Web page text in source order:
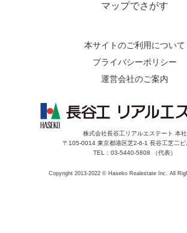
マップでさがす
本サイトのご利用について
プライバシーポリシー
運営会社のご案内
株式会社長谷工リアルエステート 本社
〒105-0014 東京都港区芝2-6-1 長谷工芝二
TEL：03-5440-5808 （代表）
Copyright 2013-2022 © Haseko Realestate Inc. All